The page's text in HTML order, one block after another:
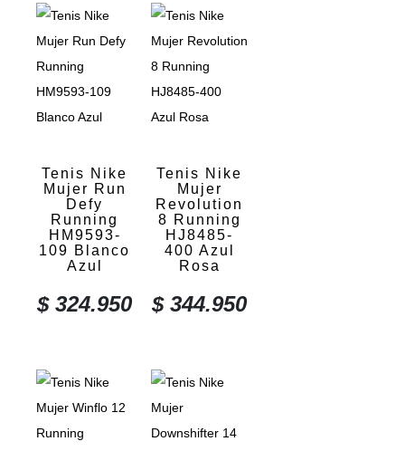
Tenis Nike
Mujer Run
Defy
Running
HM9593-
109 Blanco
Azul
$324.950
Tenis Nike
Mujer
Revolution
8 Running
HJ8485-
400 Azul
Rosa
$344.950